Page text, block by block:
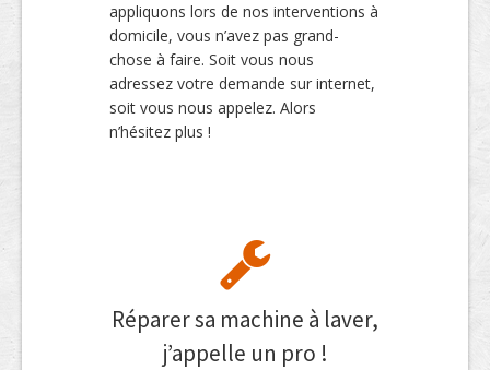
appliquons lors de nos interventions à
domicile, vous n’avez pas grand-
chose à faire. Soit vous nous
adressez votre demande sur internet,
soit vous nous appelez. Alors
n’hésitez plus !
Réparer sa machine à laver,
j’appelle un pro !